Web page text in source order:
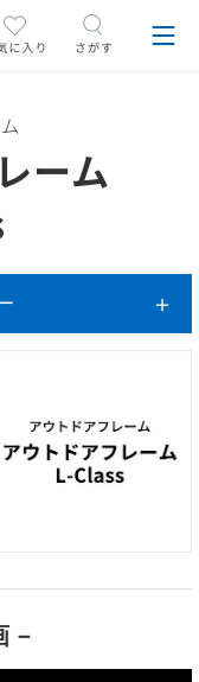
ーム
－